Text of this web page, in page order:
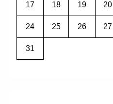
17 18 19 20
24 25 26 27
31